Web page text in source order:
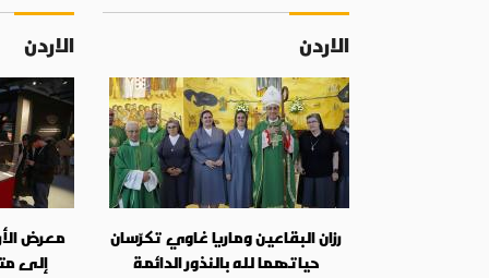
الاردن
رزان البقاعين وماريا غاوي تكرّسان
حياتهما لله بالنذور الدائمة
الاردن
معرض
إلى